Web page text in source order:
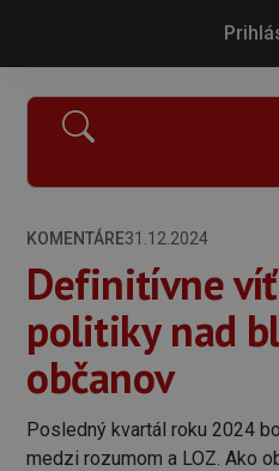
KOMENTÁRE31.12.2024
Definitívne
politiky nad
občanov
Posledný kvartál roku 2024
medzi rozumom a LOZ. Ako